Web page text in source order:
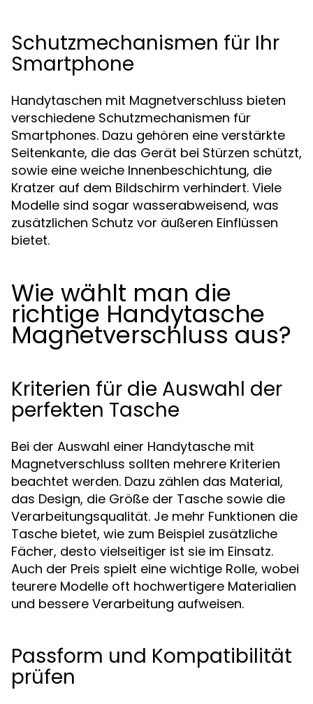
Schutzmechanismen für Ihr
Smartphone
Handytaschen mit Magnetverschluss bieten
verschiedene Schutzmechanismen für
Smartphones. Dazu gehören eine verstärkte
Seitenkante, die das Gerät bei Stürzen schützt,
sowie eine weiche Innenbeschichtung, die
Kratzer auf dem Bildschirm verhindert. Viele
Modelle sind sogar wasserabweisend, was
zusätzlichen Schutz vor äußeren Einflüssen
bietet.
Wie wählt man die
richtige Handytasche
Magnetverschluss aus?
Kriterien für die Auswahl der
perfekten Tasche
Bei der Auswahl einer Handytasche mit
Magnetverschluss sollten mehrere Kriterien
beachtet werden. Dazu zählen das Material,
das Design, die Größe der Tasche sowie die
Verarbeitungsqualität. Je mehr Funktionen die
Tasche bietet, wie zum Beispiel zusätzliche
Fächer, desto vielseitiger ist sie im Einsatz.
Auch der Preis spielt eine wichtige Rolle, wobei
teurere Modelle oft hochwertigere Materialien
und bessere Verarbeitung aufweisen.
Passform und Kompatibilität
prüfen